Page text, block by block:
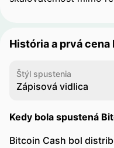
História a prvá
Štýl spustenia
Zápisová vidlica
Kedy bola spustená
Bitcoin Cash bol